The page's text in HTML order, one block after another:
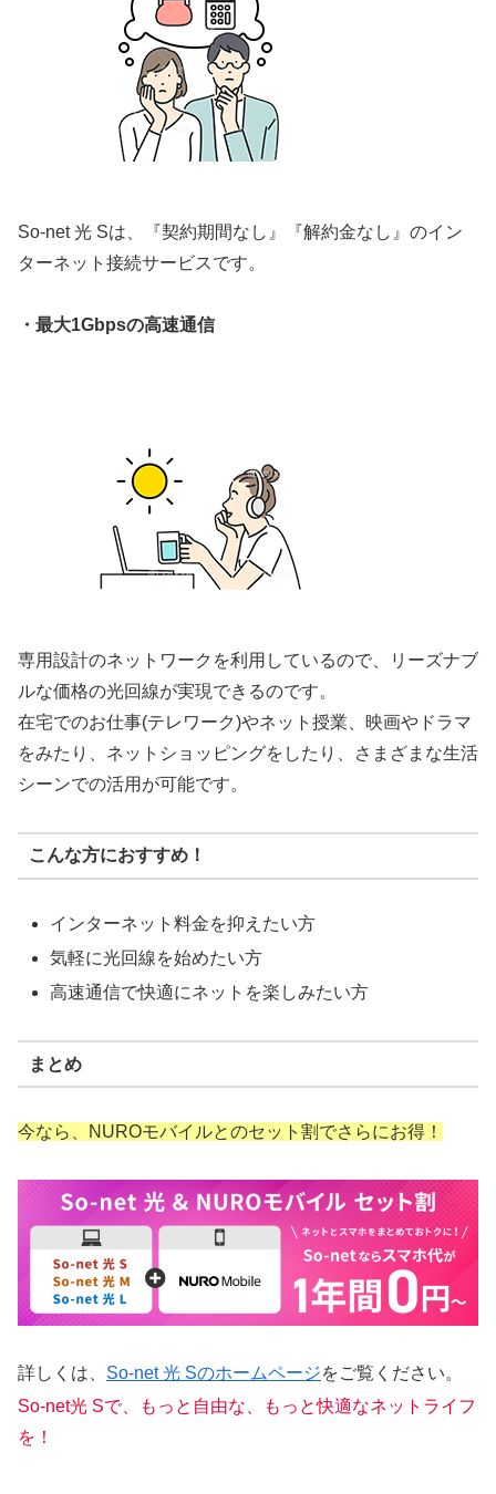
So-net 光 Sは、『契約期間なし』『解約金なし』のイン
ターネット接続サービスです。
・最大1Gbpsの高速通信
専用設計のネットワークを利用しているので、リーズナブ
ルな価格の光回線が実現できるのです。
在宅でのお仕事(テレワーク)やネット授業、映画やドラマ
をみたり、ネットショッピングをしたり、さまざまな生活
シーンでの活用が可能です。
こんな方におすすめ！
インターネット料金を抑えたい方
気軽に光回線を始めたい方
高速通信で快適にネットを楽しみたい方
まとめ
今なら、NUROモバイルとのセット割でさらにお得！
詳しくは、 So-net 光 Sのホームページをご覧ください。
So-net光 Sで、もっと自由な、もっと快適なネットライフ
を！